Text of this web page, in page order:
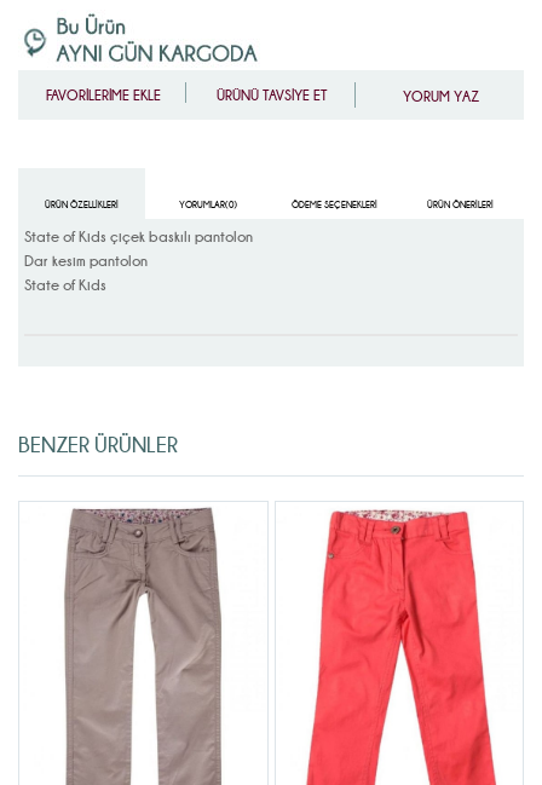
ÜRÜNÜ TAVSİYE ET
FAVORİLERİME EKLE YORUM YAZ
ÜRÜN ÖZELLIKLERI YORUMLAR(0) ÖDEME SEÇENEKLERI ÜRÜN ÖNERILERI
State of Kids çiçek baskılı pantolon
Dar kesim pantolon
State of Kids
BENZER ÜRÜNLER